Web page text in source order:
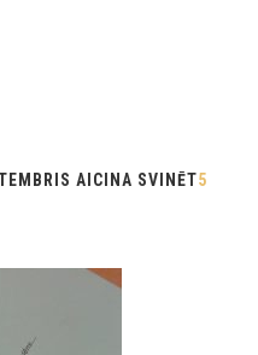
AICINA SVINĒT5